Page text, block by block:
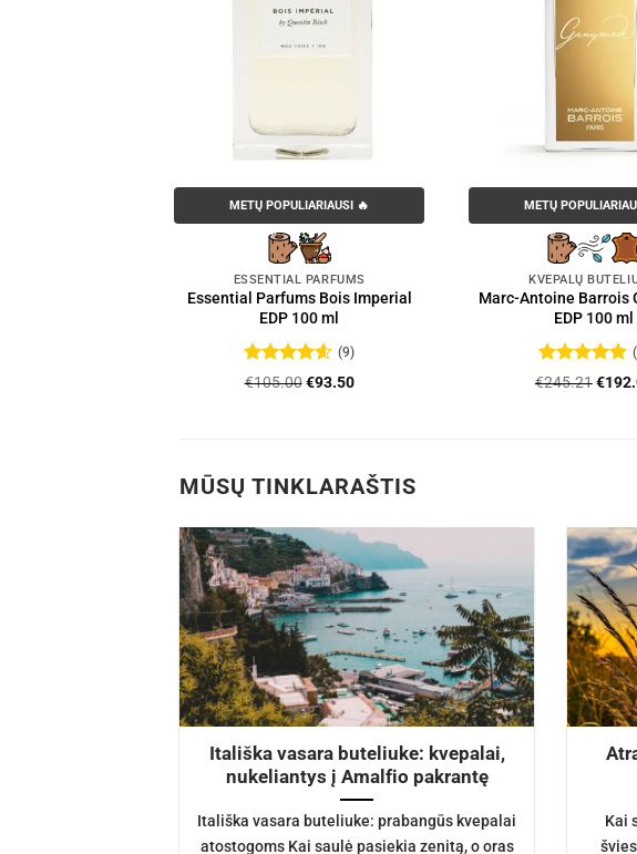
METŲ POPULIARIAUSI 🔥
ESSENTIAL PARFUMS
Essential Parfums Bois Imperial
EDP 100 ml
Įvertinimas:
(9)
€105.00Original
€93.50Current
METŲ
KVEPALŲ
Marc-Antoine Barrois
EDP 100 ml
Įvertinimas:
€245.21€
MŪSŲ TINKLARAŠTIS
Itališka vasara buteliuke: kvepalai,
nukeliantys į Amalfio pakrantę
Itališka vasara buteliuke: prabangūs kvepalai
atostogoms Kai saulė pasiekia zenitą, o oras
Kai